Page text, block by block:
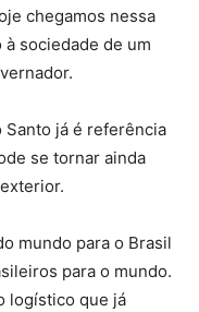
chegamos nessa
sociedade de um
já é referência
se tornar ainda
mundo para o Brasil
para o mundo.
logístico que já